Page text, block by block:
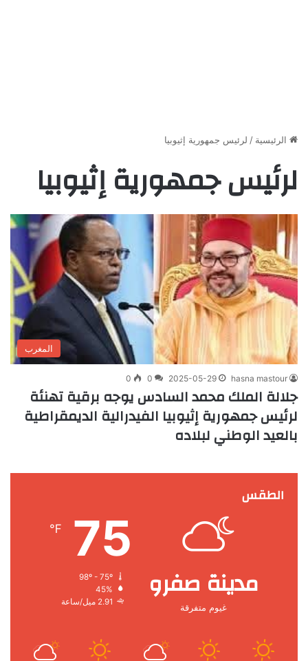
الرئيسية / لرئيس جمهورية إثيوبيا
لرئيس جمهورية إثيوبيا
المغرب
hasna mastour
2025-05-29
0
0
جلالة الملك محمد السادس يوجه برقية تهنئة
لرئيس جمهورية إثيوبيا الفيدرالية الديمقراطية
بالعيد الوطني لبلاده
الطقس
مدينة صفرو
غيوم متفرقة
75
℉
45%
2.91 ميل/ساعة